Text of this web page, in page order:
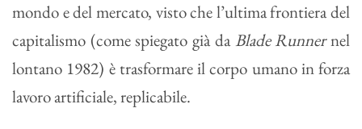
mondo e del mercato, visto che l’ultima frontiera del
capitalismo (come spiegato già daBlade Runnernel
lontano 1982) è trasformare il corpo umano in forza
lavoro artificiale, replicabile.